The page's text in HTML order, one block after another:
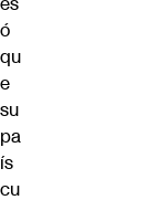
ó
qu
e
su
pa
ís
cu